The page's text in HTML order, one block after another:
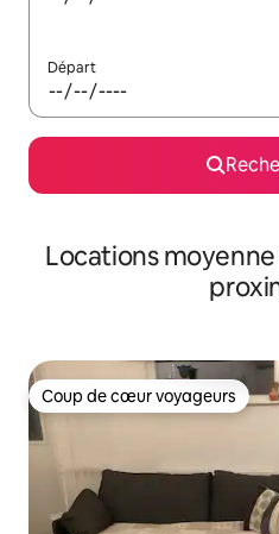
Départ
Locations
Coup de cœur voyageurs
Coup de cœur voyageurs